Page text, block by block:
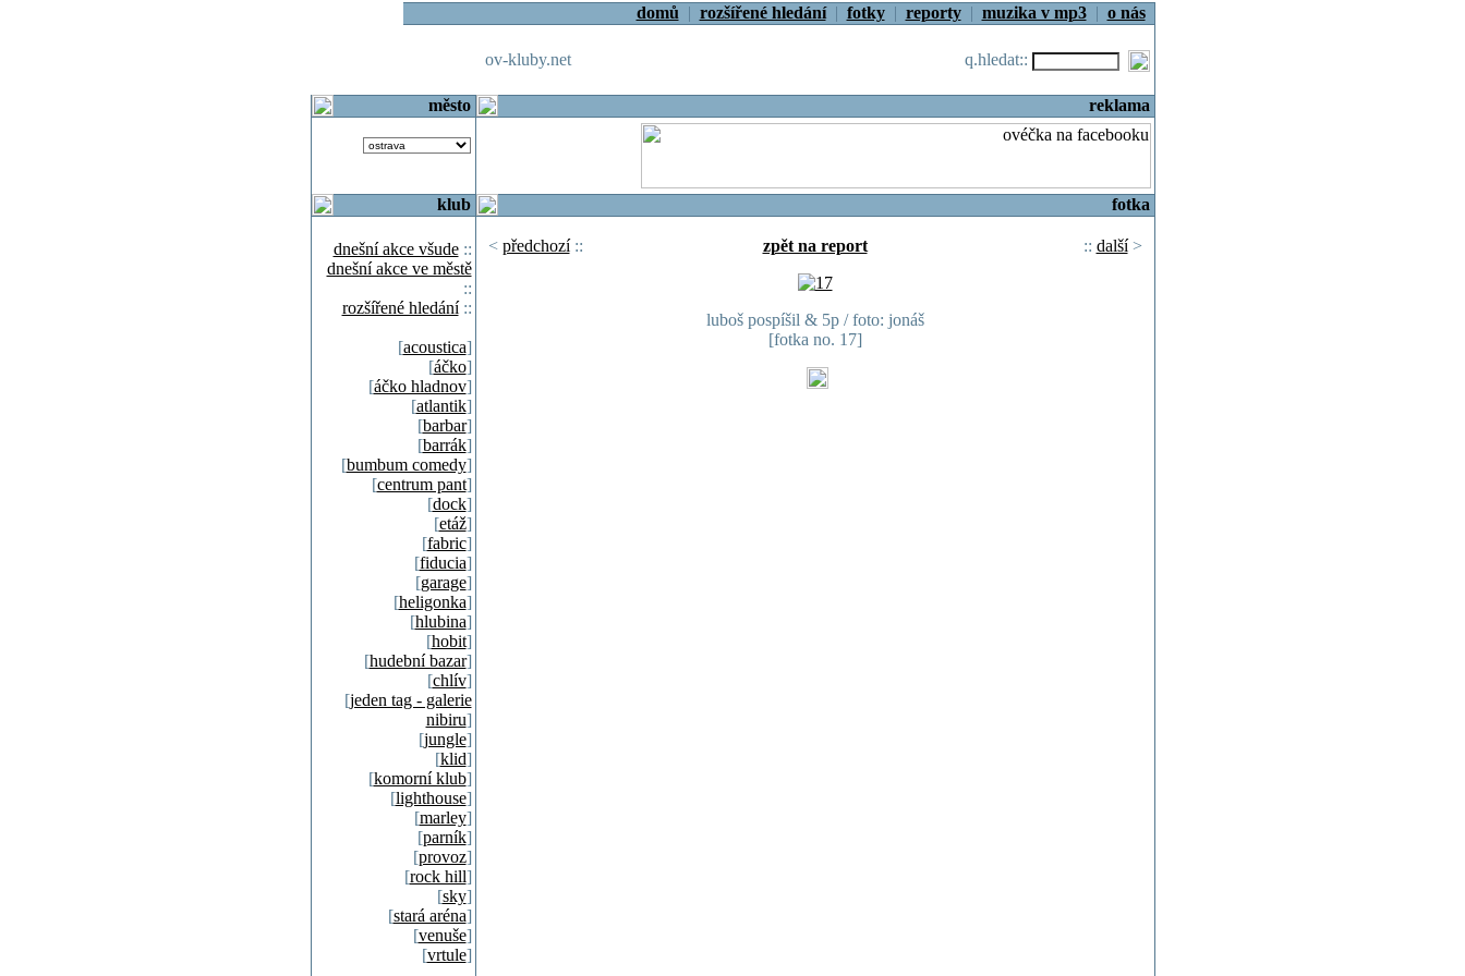
domů | rozšířené hledání| fotky| reporty| muzika v mp3| o nás
ov-kluby.net q.hledat::
město reklama
klub
dnešní akce všude::
dnešní akce ve městě
::
rozšířené hledání::
[acoustica]
[áčko]
[áčko hladnov]
[atlantik]
[barbar]
[barrák]
[bumbum comedy]
[centrum pant]
[dock]
[etáž]
[fabric]
[fiducia]
[garage]
[heligonka]
[hlubina]
[hobit]
[hudební bazar]
[chlív]
[jeden tag - galerie
nibiru]
[jungle]
[klid]
[komorní klub]
[lighthouse]
[marley]
[parník]
[provoz]
[rock hill]
[sky]
[stará aréna]
[venuše]
[vrtule]
fotka
< předchozí:: zpět na report :: další>
luboš pospíšil & 5p / foto: jonáš
[fotka no. 17]